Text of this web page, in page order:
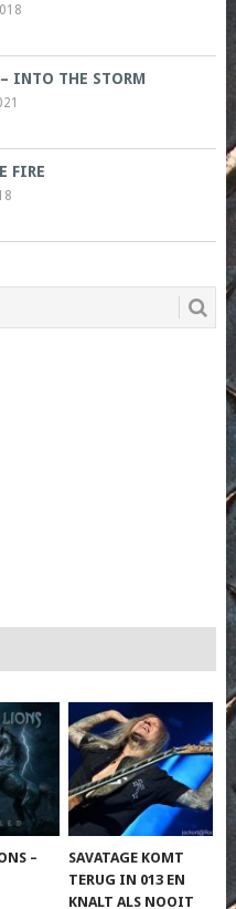
INTO THE STORM
FIRE
–
SAVATAGE KOMT
TERUG IN 013 EN
KNALT ALS NOOIT